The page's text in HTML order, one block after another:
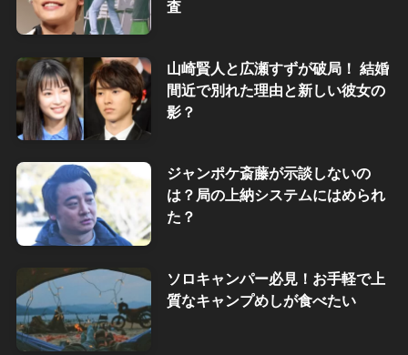
査
山崎賢人と広瀬すずが破局！ 結婚
間近で別れた理由と新しい彼女の
影？
ジャンポケ斎藤が示談しないの
は？局の上納システムにはめられ
た？
ソロキャンパー必見！お手軽で上
質なキャンプめしが食べたい